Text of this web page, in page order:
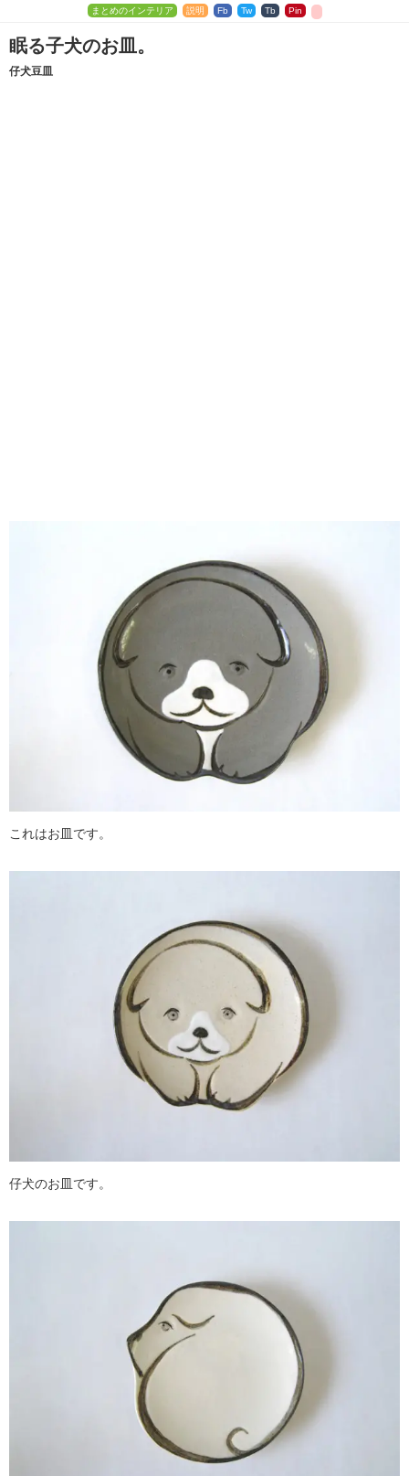
まとめのインテリア 説明 Fb Tw Tb Pin
眠る子犬のお皿。
仔犬豆皿
これはお皿です。
仔犬のお皿です。